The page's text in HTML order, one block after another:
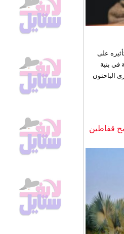
على
في بنية
الباحثون
قفاطين